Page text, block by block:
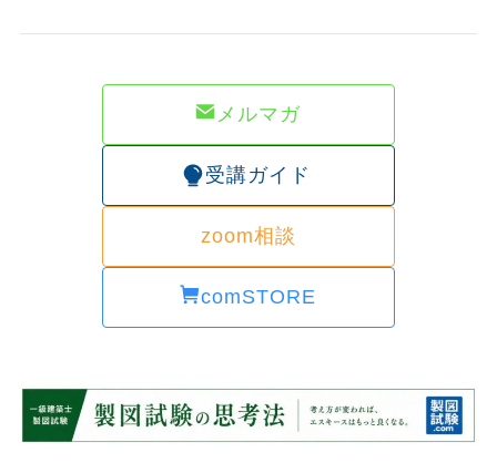
メルマガ
受講ガイド
zoom相談
comSTORE